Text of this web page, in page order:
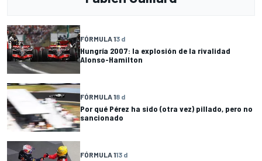
FÓRMULA 13 d
Hungría 2007: la explosión de la rivalidad
Alonso-Hamilton
FÓRMULA 18 d
Por qué Pérez ha sido (otra vez) pillado, pero no
sancionado
FÓRMULA 113 d